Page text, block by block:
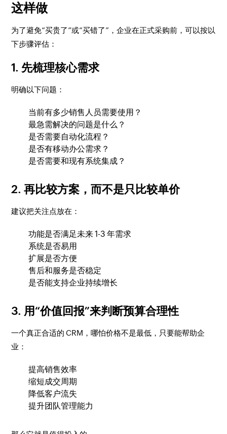
这样做
为了避免“买贵了”或“买错了”，企业在正式采购前，可以按以
下步骤评估：
1. 先梳理核心需求
明确以下问题：
当前有多少销售人员需要使用？
最急需解决的问题是什么？
是否需要自动化流程？
是否有移动办公需求？
是否需要和现有系统集成？
2. 再比较方案，而不是只比较单价
建议把关注点放在：
功能是否满足未来 1-3 年需求
系统是否易用
扩展是否方便
售后和服务是否稳定
是否能支持企业持续增长
3. 用“价值回报”来判断预算合理性
一个真正合适的 CRM，哪怕价格不是最低，只要能帮助企
业：
提高销售效率
缩短成交周期
降低客户流失
提升团队管理能力